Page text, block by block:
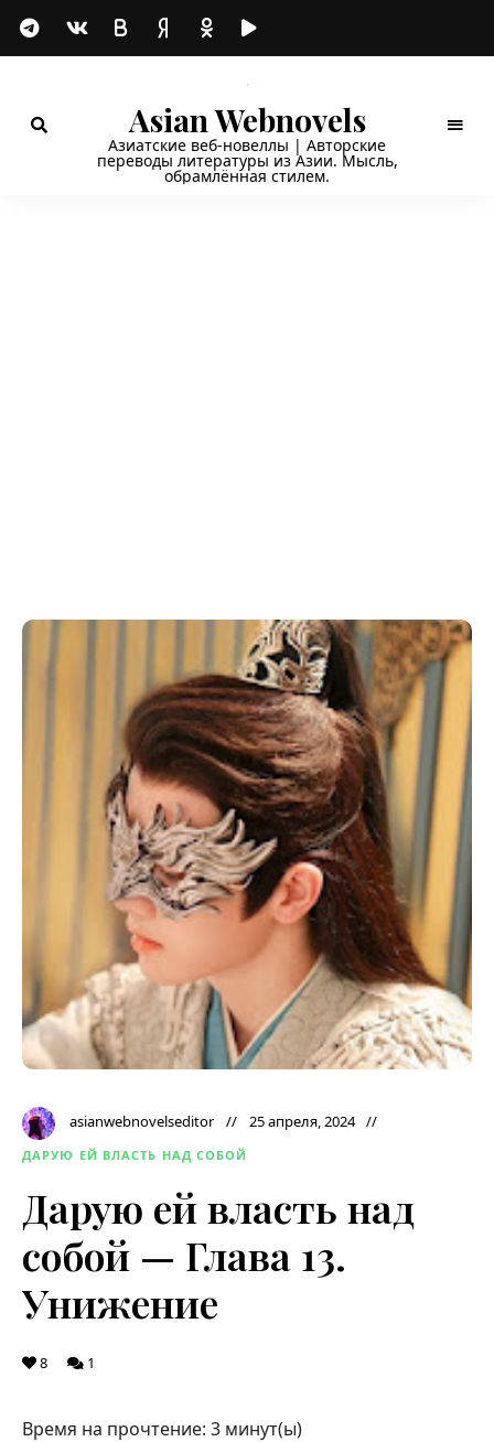
Asian Webnovels
Азиатские веб-новеллы | Авторские
переводы литературы из Азии. Мысль,
обрамлённая стилем.
asianwebnovelseditor 25 апреля, 2024
ДАРУЮ ЕЙ ВЛАСТЬ НАД СОБОЙ
Дарую ей власть над
собой — Глава 13.
Унижение
8 1
Время на прочтение: 3 минут(ы)